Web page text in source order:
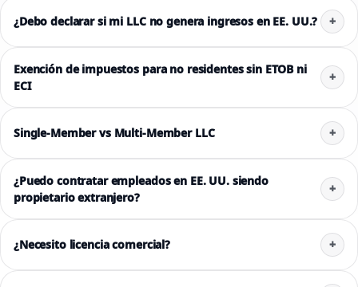
¿Debo declarar si mi LLC no genera ingresos en EE. UU.?
Exención de impuestos para no residentes sin ETOB ni
ECI
Single-Member vs Multi-Member LLC
¿Puedo contratar empleados en EE. UU. siendo
propietario extranjero?
¿Necesito licencia comercial?